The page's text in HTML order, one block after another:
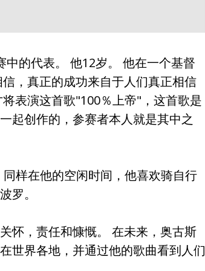
的代表。 他12岁。 他在一个基督
，真正的成功来自于人们真正相信
表演这首歌"100％上帝"，这首歌是
创作的，参赛者本人就是其中之
样在他的空闲时间，他喜欢骑自行
罗。
怀，责任和慷慨。 在未来，奥古斯
世界各地，并通过他的歌曲看到人们